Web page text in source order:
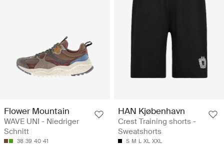
Flower Mountain
WAVE UNI - Niedriger
Schnitt
38 39 40 41
HAN Kjøbenhavn
Crest Training shorts -
Sweatshorts
S M L XL XXL